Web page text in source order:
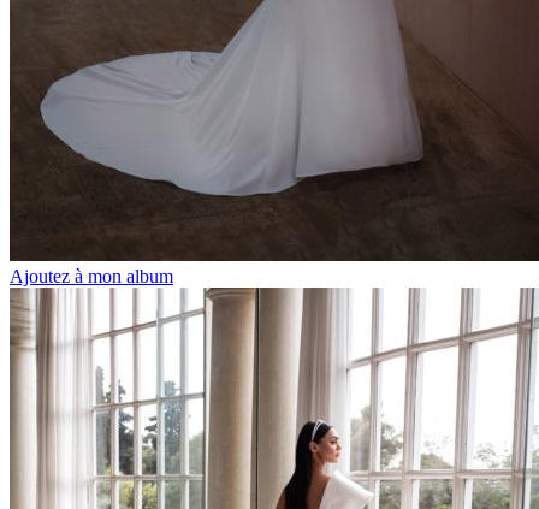
Ajoutez à mon album